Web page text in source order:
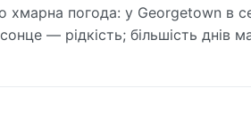
погода: у Georgetown в
— рідкість; більшість днів